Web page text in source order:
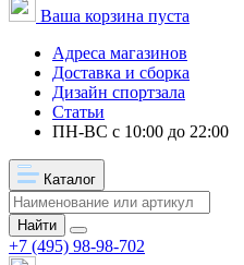
Ваша корзина пуста
Адреса магазинов
Доставка и сборка
Дизайн спортзала
Статьи
ПН-ВС с 10:00 до 22:00
Каталог
Найти
+7 (495) 98-98-702